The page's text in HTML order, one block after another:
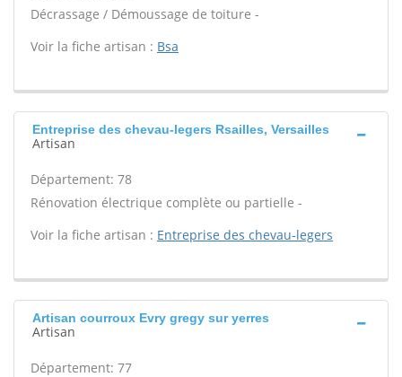
Décrassage / Démoussage de toiture -
Voir la fiche artisan : Bsa
Entreprise des chevau-legers Rsailles, Versailles
Artisan
Département: 78
Rénovation électrique complète ou partielle -
Voir la fiche artisan : Entreprise des chevau-legers
Artisan courroux Evry gregy sur yerres
Artisan
Département: 77